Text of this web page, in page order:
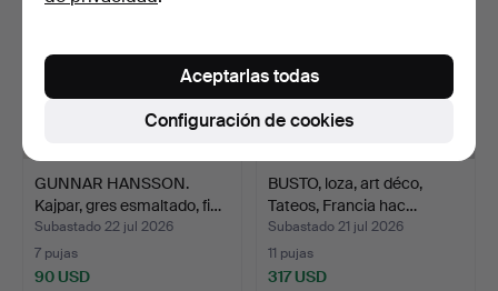
GUNNAR HANSSON.
Kajpar, gres esmaltado, fi…
Subastado 22 jul 2026
7 pujas
90 USD
BUSTO, loza, art déco,
Tateos, Francia hac…
Subastado 21 jul 2026
11 pujas
317 USD
Configuración de cookies
Aceptarlas todas